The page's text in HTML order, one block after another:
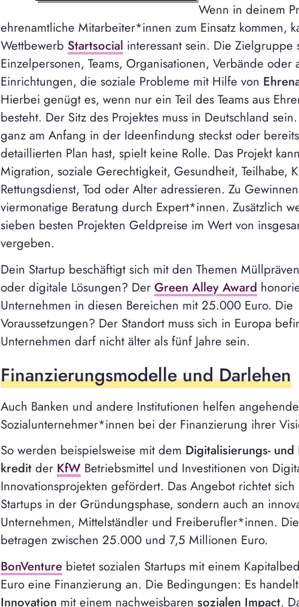
Wenn in deinem
ehrenamtliche Mitarbeiter*innen zum Einsatz kommen,
Wettbewerb Startsocial interessant sein. Die Zielgruppe
Einzelpersonen, Teams, Organisationen, Verbände oder
Einrichtungen, die soziale Probleme mit Hilfe von
Hierbei genügt es, wenn nur ein Teil des Teams aus
besteht. Der Sitz des Projektes muss in Deutschland
ganz am Anfang in der Ideenfindung steckst oder
detaillierten Plan hast, spielt keine Rolle. Das Projekt
Migration, soziale Gerechtigkeit, Gesundheit, Teilhabe,
Rettungsdienst, Tod oder Alter adressieren. Zu
viermonatige Beratung durch Expert*innen. Zusätzlich
sieben besten Projekten Geldpreise im Wert von
vergeben.
Dein Startup beschäftigt sich mit den Themen
oder digitale Lösungen? Der Green Alley Award
Unternehmen in diesen Bereichen mit 25.000 Euro. Die
Voraussetzungen? Der Standort muss sich in Europa
Unternehmen darf nicht älter als fünf Jahre sein.
Finanzierungsmodelle und Darlehen
Auch Banken und andere Institutionen helfen
Sozialunternehmer*innen bei der Finanzierung ihrer
So werden beispielsweise mit dem Digitalisierungs-
kreditder KfWBetriebsmittel und Investitionen von
Innovationsprojekten gefördert. Das Angebot richtet
Startups in der Gründungsphase, sondern auch an
Unternehmen, Mittelständler und Freiberufler*innen.
betragen zwischen 25.000 und 7,5 Millionen Euro.
BonVenturebietet sozialen Startups mit einem
Euro eine Finanzierung an. Die Bedingungen: Es
Innovation mit einem nachweisbaren sozialen Impact.